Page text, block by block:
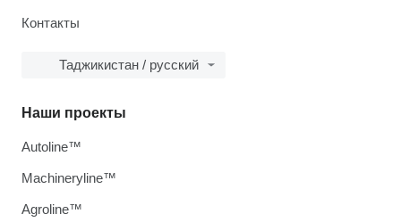
Контакты
Таджикистан / русский
Наши проекты
Autoline™
Machineryline™
Agroline™